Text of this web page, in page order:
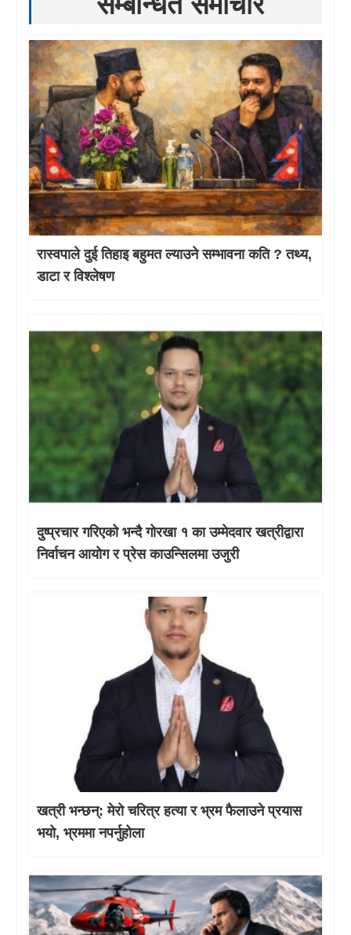
रास्वपाले दुई तिहाइ बहुमत ल्याउने सम्भावना कति ? तथ्य,
डाटा र विश्लेषण
दुष्प्रचार गरिएको भन्दै गोरखा १ का उम्मेदवार खत्रीद्वारा
निर्वाचन आयोग र प्रेस काउन्सिलमा उजुरी
खत्री भन्छन्: मेरो चरित्र हत्या र भ्रम फैलाउने प्रयास
भयो, भ्रममा नपर्नुहोला